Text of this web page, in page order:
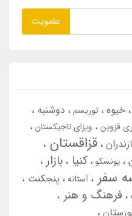
عضویت
خیوه توریسم دوشنبه
قزوین ویزای تاجیکستان
قزاقستان
یونسکو کنیا بازار
سفر آستانه پنجکنت
فرهنگ و هنر